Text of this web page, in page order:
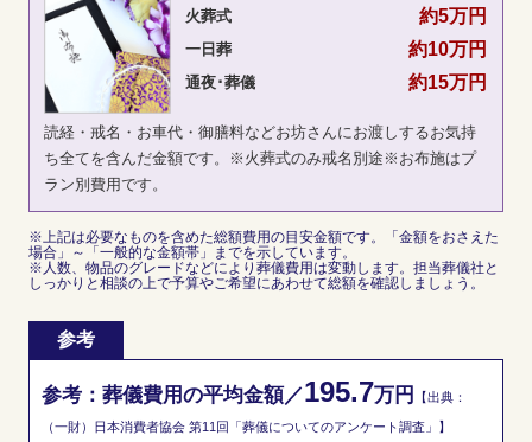
火葬式 約5万円
一日葬 約10万円
通夜･葬儀 約15万円
読経・戒名・お車代・御膳料などお坊さんにお渡しするお気持
ち全てを含んだ金額です。※火葬式のみ戒名別途※お布施はプ
ラン別費用です。
※上記は必要なものを含めた総額費用の目安金額です。「金額をおさえた
場合」～「一般的な金額帯」までを示しています。
※人数、物品のグレードなどにより葬儀費用は変動します。担当葬儀社と
しっかりと相談の上で予算やご希望にあわせて総額を確認しましょう。
参考
参考：葬儀費用の平均金額／195.7万円 【出典：
（一財）日本消費者協会 第11回「葬儀についてのアンケート調査」】